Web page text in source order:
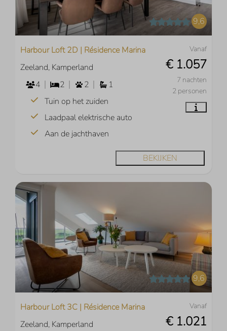
9,6
Vanaf
€ 1.057
7 nachten
2 personen
Harbour Loft 2D | Résidence Marina
Zeeland, Kamperland
4
2 2
1
Tuin op het zuiden
Laadpaal elektrische auto
Aan de jachthaven
BEKIJKEN
9,6
Vanaf
€ 1.021
Harbour Loft 3C | Résidence Marina
Zeeland, Kamperland